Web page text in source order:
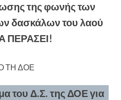
της φωνής των
δασκάλων του λαού
ΠΕΡΑΣΕΙ!
ΤΗ ΔΟΕ
του Δ.Σ. της ΔΟΕ για